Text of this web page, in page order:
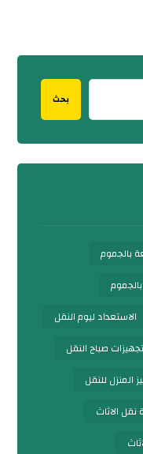
بحث
بالجموم
الاستعداد ليوم النقل
تجهيزات صباح النقل
المنزل للنقل
نقل الاثاث